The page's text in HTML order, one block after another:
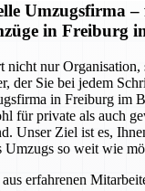
Umzugsfirma
in Freiburg
nicht nur Organisation,
der Sie bei jedem
in Freiburg im
für private als auch
Unser Ziel ist es,
Umzugs so weit wie
erfahrenen